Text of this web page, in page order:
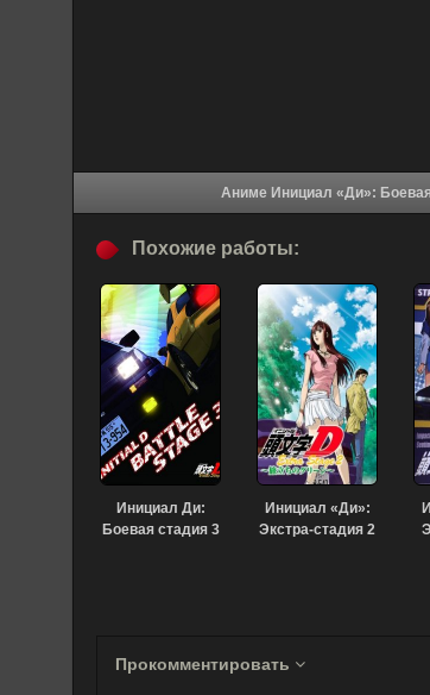
Похожие работы:
Инициал Ди:
Боевая стадия 3
Инициал «Ди»:
Экстра-стадия 2
Прокомментировать